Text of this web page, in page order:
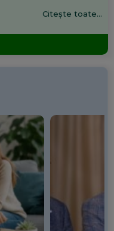
Citește toate...